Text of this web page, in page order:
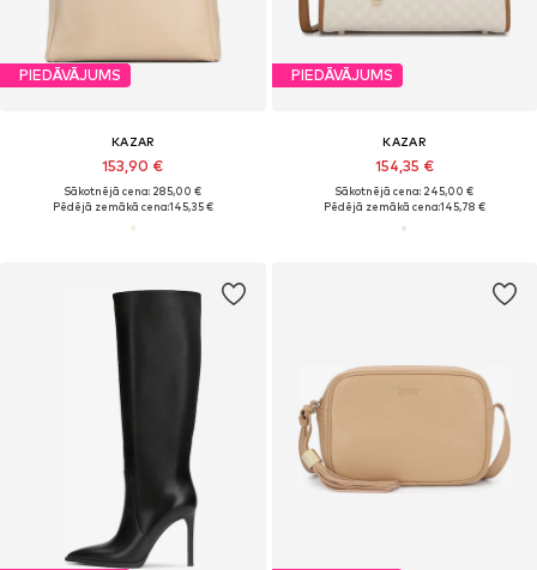
PIEDĀVĀJUMS
KAZAR
153,90 €
Sākotnējā cena: 285,00 €
Pēdējā zemākā cena:145,35 €
PIEDĀVĀJUMS
KAZAR
154,35 €
Sākotnējā cena: 245,00 €
Pēdējā zemākā cena:145,78 €